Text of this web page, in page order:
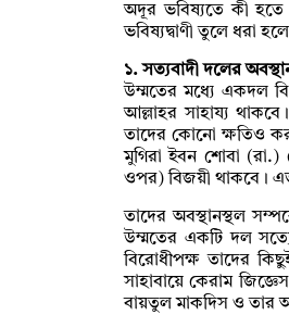
অদূর ভবিষ্যতে কী হতে
ভবিষ্যদ্বাণী তুলে ধরা
১. সত্যবাদী দলের
উম্মতের মধ্যে একদল
আল্লাহর সাহায্য
তাদের কোনো ক্ষতিও
মুগিরা ইবন শোবা
ওপর) বিজয়ী থাকবে।
তাদের অবস্থানস্থল
উম্মতের একটি দল
বিরোধীপক্ষ তাদের
সাহাবায়ে কেরাম
বায়তুল মাকদিস ও তার